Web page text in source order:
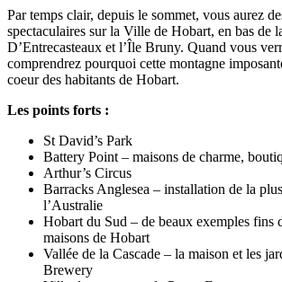
Par temps clair, depuis le sommet, vous aurez
spectaculaires sur la Ville de Hobart, en bas de
D’Entrecasteaux et l’Île Bruny. Quand vous
comprendrez pourquoi cette montagne
coeur des habitants de Hobart.
Les points forts :
St David’s Park
Battery Point – maisons de charme,
Arthur’s Circus
Barracks Anglesea – installation de la
l’Australie
Hobart du Sud – de beaux exemples fins
maisons de Hobart
Vallée de la Cascade – la maison et les
Brewery